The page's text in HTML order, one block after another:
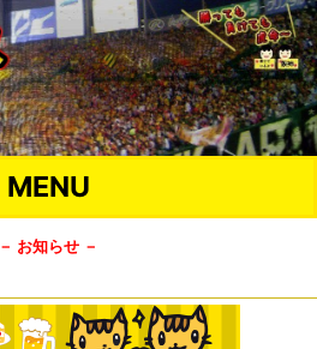
MENU
－ お知らせ －